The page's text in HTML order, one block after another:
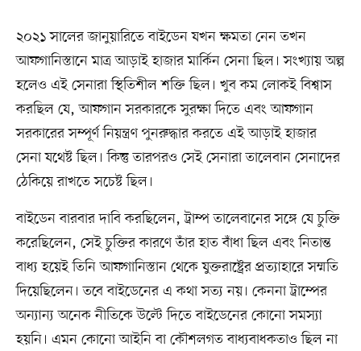
২০২১ সালের জানুয়ারিতে বাইডেন যখন ক্ষমতা নেন তখন
আফগানিস্তানে মাত্র আড়াই হাজার মার্কিন সেনা ছিল। সংখ্যায় অল্প
হলেও এই সেনারা স্থিতিশীল শক্তি ছিল। খুব কম লোকই বিশ্বাস
করছিল যে, আফগান সরকারকে সুরক্ষা দিতে এবং আফগান
সরকারের সম্পূর্ণ নিয়ন্ত্রণ পুনরুদ্ধার করতে এই আড়াই হাজার
সেনা যথেষ্ট ছিল। কিন্তু তারপরও সেই সেনারা তালেবান সেনাদের
ঠেকিয়ে রাখতে সচেষ্ট ছিল।
বাইডেন বারবার দাবি করছিলেন, ট্রাম্প তালেবানের সঙ্গে যে চুক্তি
করেছিলেন, সেই চুক্তির কারণে তাঁর হাত বাঁধা ছিল এবং নিতান্ত
বাধ্য হয়েই তিনি আফগানিস্তান থেকে যুক্তরাষ্ট্রের প্রত্যাহারে সম্মতি
দিয়েছিলেন। তবে বাইডেনের এ কথা সত্য নয়। কেননা ট্রাম্পের
অন্যান্য অনেক নীতিকে উল্টে দিতে বাইডেনের কোনো সমস্যা
হয়নি। এমন কোনো আইনি বা কৌশলগত বাধ্যবাধকতাও ছিল না